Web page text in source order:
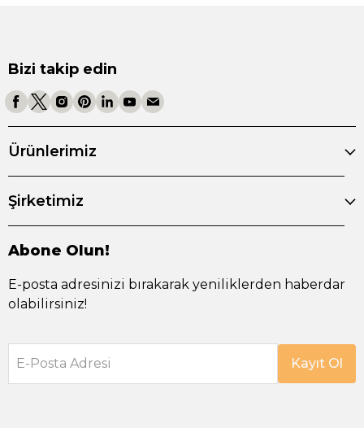
Bizi takip edin
Ürünlerimiz
Şirketimiz
Abone Olun!
E-posta adresinizi bırakarak yeniliklerden haberdar
olabilirsiniz!
E-Posta Adresi Kayıt Ol